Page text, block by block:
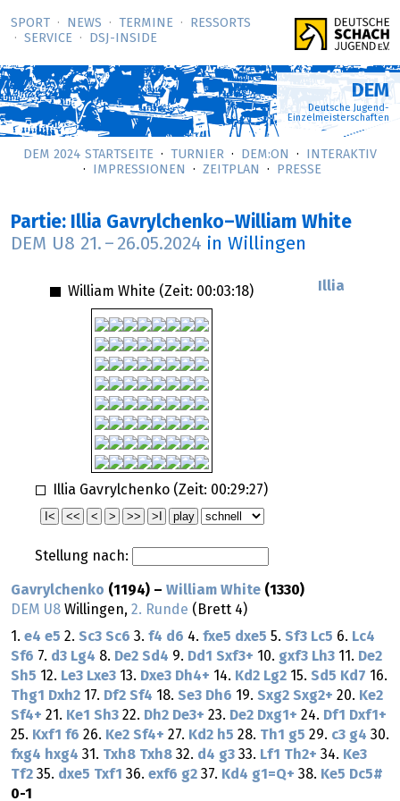
SPORT NEWS TERMINE
RESSORTS
SERVICE
DSJ-­INSIDE
DEM
Deutsche Jugend-
Einzelmeisterschaften
DEM 2024 STARTSEITE TURNIER DEM:ON
INTERAKTIV
IMPRESSIONEN
ZEITPLAN PRESSE
Partie: Illia Gavrylchenko–William White
DEM U8 21. – 26.05.2024 in Willingen
William White (Zeit: 00:03:18)
Illia Gavrylchenko (Zeit: 00:29:27)
Stellung nach:
Illia
Gavrylchenko (1194) – William White (1330)
DEM U8 Willingen, 2. Runde (Brett 4)
1. e4 e5 2. Sc3 Sc6 3. f4 d6 4. fxe5 dxe5 5. Sf3 Lc5 6. Lc4
Sf6 7. d3 Lg4 8. De2 Sd4 9. Dd1 Sxf3+ 10. gxf3 Lh3 11. De2
Sh5 12. Le3 Lxe3 13. Dxe3 Dh4+ 14. Kd2 Lg2 15. Sd5 Kd7 16.
Thg1 Dxh2 17. Df2 Sf4 18. Se3 Dh6 19. Sxg2 Sxg2+ 20. Ke2
Sf4+ 21. Ke1 Sh3 22. Dh2 De3+ 23. De2 Dxg1+ 24. Df1 Dxf1+
25. Kxf1 f6 26. Ke2 Sf4+ 27. Kd2 h5 28. Th1 g5 29. c3 g4 30.
fxg4 hxg4 31. Txh8 Txh8 32. d4 g3 33. Lf1 Th2+ 34. Ke3
Tf2 35. dxe5 Txf1 36. exf6 g2 37. Kd4 g1=Q+ 38. Ke5 Dc5#
0-1